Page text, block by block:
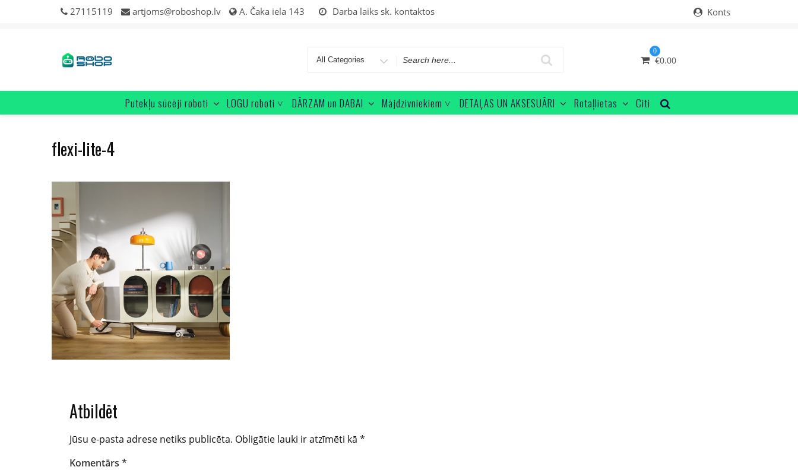
27115119 artjoms@roboshop.lv A. Čaka iela 143 Darba laiks sk. kontaktos Konts
Search
0
€0.00
Putekļu sūcēji roboti LOGU roboti ˅ DĀRZAM un DABAI Mājdzivniekiem ˅ DETAĻAS UN AKSESUĀRI Rotaļlietas Citi
flexi-lite-4
Atbildēt
Jūsu e-pasta adrese netiks publicēta. Obligātie lauki ir atzīmēti kā *
Komentārs *